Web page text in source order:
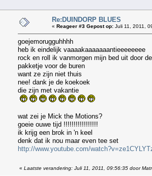
Re:DUINDORP BLUES
« Reageer #3 Gepost op: Juli 11, 2011,
goejemorugguhhhh
heb ik eindelijk vaaaakaaaaaaantieeeeeeee
rock en roll ik vanmorgen mijn bed uit door
pakketje voor de buren
want ze zijn niet thuis
nee! dank je de koekoek
die zijn met vakantie
wat zei je Mick the Motions?
goeie ouwe tijd !!!!!!!!!!!!!!!!!
ik krijg een brok in 'n keel
denk dat ik nou maar even tee set
http://www.youtube.com/
« Laatste verandering: Juli 11, 2011, 09:56:35 door